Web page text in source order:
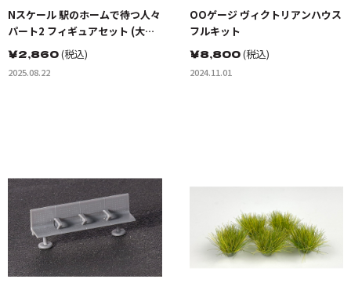
Nスケール 駅のホームで待つ人々
パート2 フィギュアセット (大
人・子供6体入り)
￥2,860(税込)
2025.08.22
OOゲージ ヴィクトリアンハウス
フルキット
￥8,800(税込)
2024.11.01